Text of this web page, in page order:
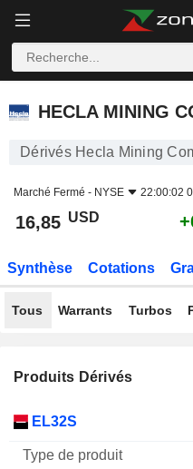
HECLA MINING
HECLA MINING
Dérivés Hecla Mining
Marché Fermé - NYSE 22:00:02
16,85 USD
Synthèse Cotations
Tous Warrants Turbos
Produits Dérivés
Mnemo Type produit
EL32S